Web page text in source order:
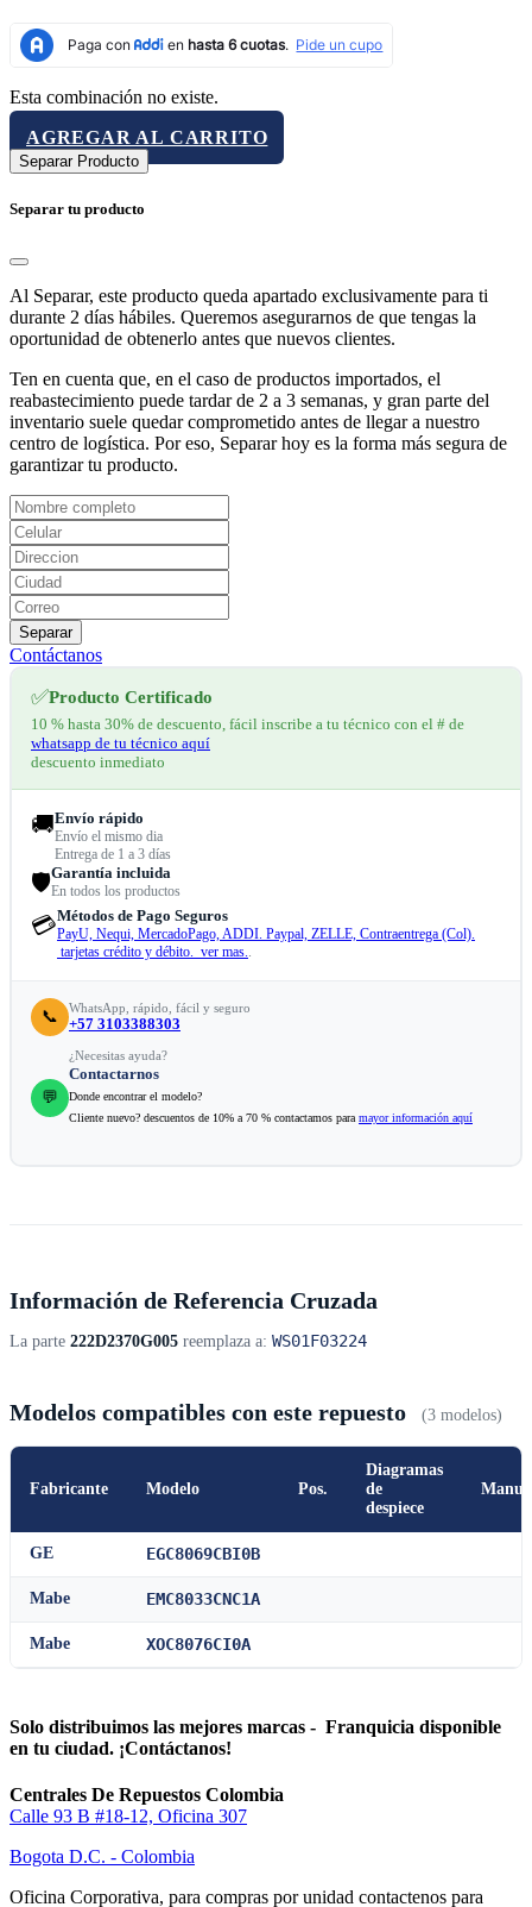
Esta combinación no existe.
AGREGAR AL CARRITO
Separar Producto
Separar tu producto
Al Separar, este producto queda apartado exclusivamente para ti
durante 2 días hábiles. Queremos asegurarnos de que tengas la
oportunidad de obtenerlo antes que nuevos clientes.
Ten en cuenta que, en el caso de productos importados, el
reabastecimiento puede tardar de 2 a 3 semanas, y gran parte del
inventario suele quedar comprometido antes de llegar a nuestro
centro de logística. Por eso, Separar hoy es la forma más segura de
garantizar tu producto.
Separar
Contáctanos
✅Producto Certificado
10 % hasta 30% de descuento, fácil inscribe a tu técnico con el # de
whatsapp de tu técnico aquí
descuento inmediato
🚚Envío rápido
Envío el mismo dia
Entrega de 1 a 3 días
🛡️Garantía incluida
En todos los productos
💳Métodos de Pago Seguros
PayU, Nequi, MercadoPago, ADDI. Paypal, ZELLE, Contraentrega (Col).
tarjetas crédito y débito. ver mas..
📞 WhatsApp, rápido, fácil y seguro
+57 3103388303
💬
¿Necesitas ayuda?
Contactarnos
Donde encontrar el modelo?
Cliente nuevo? descuentos de 10% a 70 % contactamos para mayor información aquí
Información de Referencia Cruzada
La parte 222D2370G005 reemplaza a: WS01F03224
Modelos compatibles con este repuesto (3 modelos)
Fabricante Modelo Pos.
Diagramas
de
despiece
GE EGC8069CBI0B
Mabe EMC8033CNC1A
Mabe XOC8076CI0A
Solo distribuimos las mejores marcas - Franquicia disponible
en tu ciudad. ¡Contáctanos!
Centrales De Repuestos Colombia
Calle 93 B #18-12, Oficina 307
Bogota D.C. - Colombia
Oficina Corporativa, para compras por unidad contactenos para